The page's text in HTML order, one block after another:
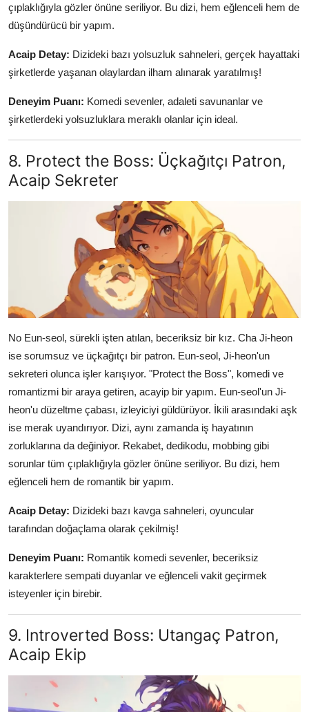
çıplaklığıyla gözler önüne seriliyor. Bu dizi, hem eğlenceli hem de
düşündürücü bir yapım.
Acaip Detay: Dizideki bazı yolsuzluk sahneleri, gerçek hayattaki
şirketlerde yaşanan olaylardan ilham alınarak yaratılmış!
Deneyim Puanı: Komedi sevenler, adaleti savunanlar ve
şirketlerdeki yolsuzluklara meraklı olanlar için ideal.
8. Protect the Boss: Üçkağıtçı Patron,
Acaip Sekreter
No Eun-seol, sürekli işten atılan, beceriksiz bir kız. Cha Ji-heon
ise sorumsuz ve üçkağıtçı bir patron. Eun-seol, Ji-heon'un
sekreteri olunca işler karışıyor. "Protect the Boss", komedi ve
romantizmi bir araya getiren, acayip bir yapım. Eun-seol'un Ji-
heon'u düzeltme çabası, izleyiciyi güldürüyor. İkili arasındaki aşk
ise merak uyandırıyor. Dizi, aynı zamanda iş hayatının
zorluklarına da değiniyor. Rekabet, dedikodu, mobbing gibi
sorunlar tüm çıplaklığıyla gözler önüne seriliyor. Bu dizi, hem
eğlenceli hem de romantik bir yapım.
Acaip Detay: Dizideki bazı kavga sahneleri, oyuncular
tarafından doğaçlama olarak çekilmiş!
Deneyim Puanı: Romantik komedi sevenler, beceriksiz
karakterlere sempati duyanlar ve eğlenceli vakit geçirmek
isteyenler için birebir.
9. Introverted Boss: Utangaç Patron,
Acaip Ekip